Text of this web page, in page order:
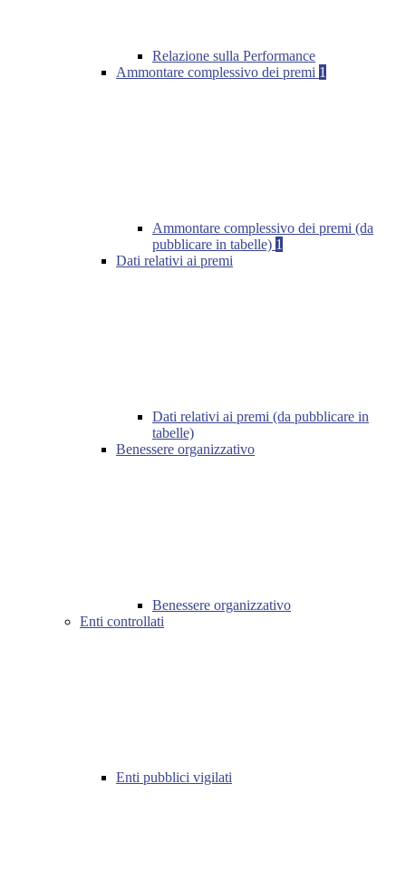
Relazione sulla Performance
Ammontare complessivo dei premi 1
Ammontare complessivo dei premi (da
pubblicare in tabelle) 1
Dati relativi ai premi
Dati relativi ai premi (da pubblicare in
tabelle)
Benessere organizzativo
Benessere organizzativo
Enti controllati
Enti pubblici vigilati